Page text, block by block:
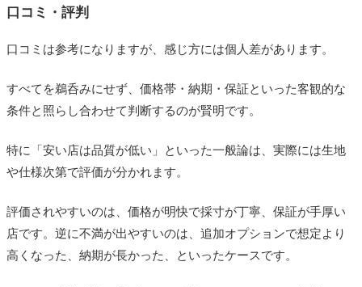
口コミ・評判
口コミは参考になりますが、感じ方には個人差があります。
すべてを鵜呑みにせず、価格帯・納期・保証といった客観的な
条件と照らし合わせて判断するのが賢明です。
特に「安い店は品質が低い」といった一般論は、実際には生地
や仕様次第で評価が分かれます。
評価されやすいのは、価格が明快で採寸が丁寧、保証が手厚い
店です。逆に不満が出やすいのは、追加オプションで想定より
高くなった、納期が長かった、といったケースです。